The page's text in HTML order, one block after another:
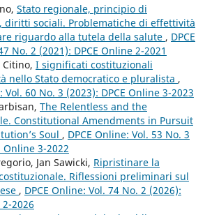
Stato regionale, principio di
diritti sociali. Problematiche di effettività
riguardo alla tutela della salute , DPCE
No. 2 (2021): DPCE Online 2-2021
I significati costituzionali
nello Stato democratico e pluralista ,
Vol. 60 No. 3 (2023): DPCE Online 3-2023
The Relentless and the
Constitutional Amendments in Pursuit
Soul , DPCE Online: Vol. 53 No. 3
Online 3-2022
Jan Sawicki, Ripristinare la
Riflessioni preliminari sul
, DPCE Online: Vol. 74 No. 2 (2026):
2-2026